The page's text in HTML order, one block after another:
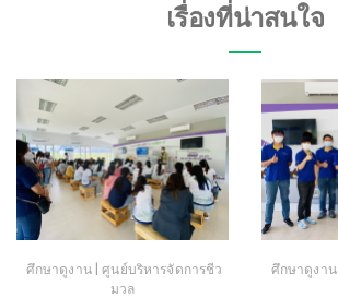
เรื่องที่น่าสนใจ
ศึกษาดูงาน | ศูนย์บริหารจัดการชีว
มวล
ศึกษาดูงาน